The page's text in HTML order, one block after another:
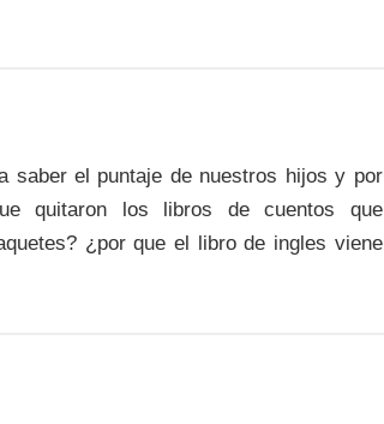
saber el puntaje de nuestros hijos y por
quitaron los libros de cuentos que
¿por que el libro de ingles viene